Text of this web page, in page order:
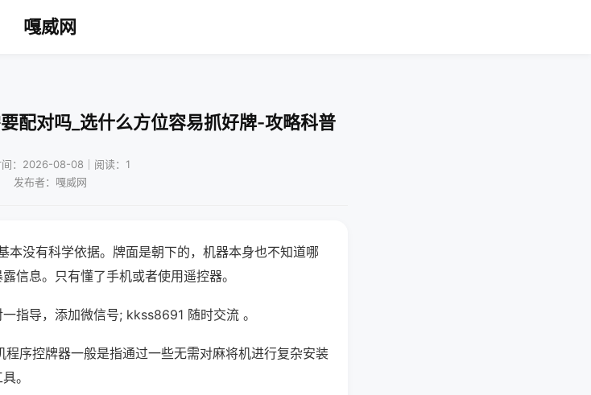
嘎威网
配对吗_选什么方位容易抓好牌-攻略科普
间：2026-08-08｜阅读：1
发布者：嘎威网
本没有科学依据。牌面是朝下的，机器本身也不知道哪
信息。只有懂了手机或者使用遥控器。
指导，添加微信号; kkss8691 随时交流 。
序控牌器一般是指通过一些无需对麻将机进行复杂安装
。